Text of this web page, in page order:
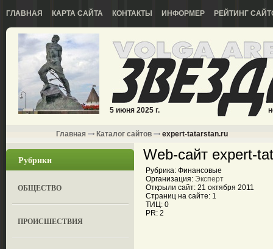
ГЛАВНАЯ КАРТА САЙТА КОНТАКТЫ ИНФОРМЕР РЕЙТИНГ
5 июня 2025 г.
Главная Каталог сайтов expert-tatarstan.ru
Рубрики
ОБЩЕСТВО
ПРОИСШЕСТВИЯ
Web-сайт expert-
Рубрика: Финансовые
Организация: Эксперт
Открыли сайт: 21 октября 2011
Страниц на сайте: 1
ТИЦ: 0
PR: 2